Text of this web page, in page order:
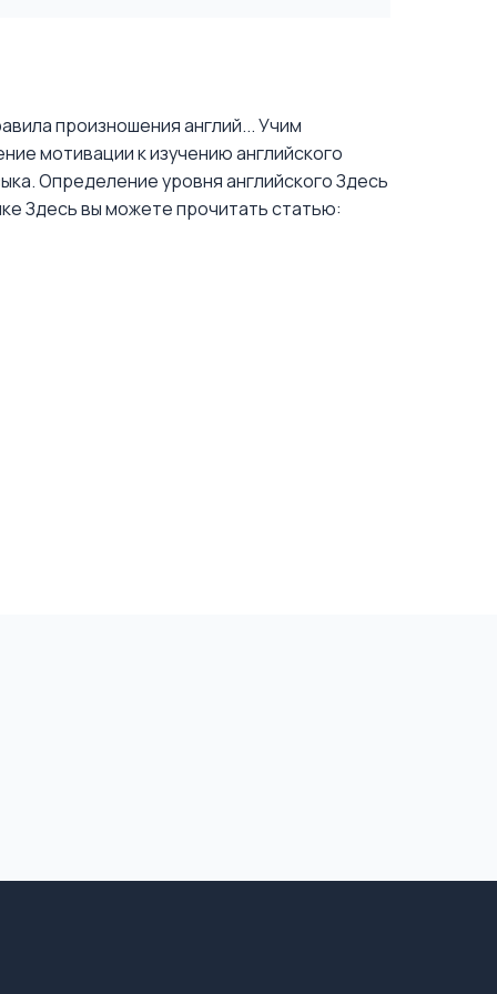
произношения англий...Учим
мотивации к изучению английского
Определение уровня английскогоЗдесь
Здесь вы можете прочитать статью: